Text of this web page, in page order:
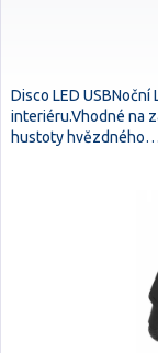
Disco LED
interiéru.Vhodné na
hustoty hvězdného…